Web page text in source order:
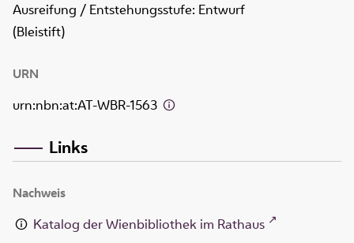
Ausreifung / Entstehungsstufe: Entwurf
(Bleistift)
URN
urn:nbn:at:AT-WBR-1563
Links
Nachweis
Katalog der Wienbibliothek im Rathaus